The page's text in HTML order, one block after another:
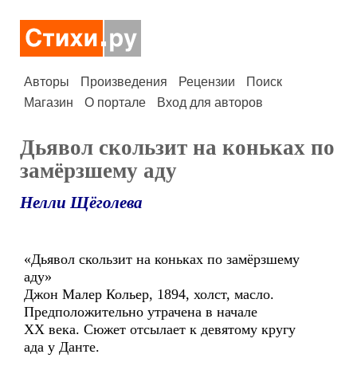
Авторы Произведения Рецензии
Поиск
Магазин
О портале Вход для авторов
Дьявол скользит на коньках по
замёрзшему аду
Нелли Щёголева
«Дьявол скользит на коньках по замёрзшему
аду»
Джон Малер Кольер, 1894, холст, масло.
Предположительно утрачена в начале
XX века. Сюжет отсылает к девятому кругу
ада у Данте.